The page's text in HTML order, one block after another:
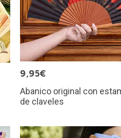
9,95€
Abanico original con
de claveles